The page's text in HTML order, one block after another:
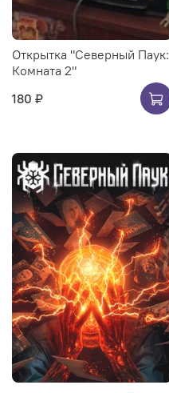
Открытка "Северный Паук:
Комната 2"
180 ₽